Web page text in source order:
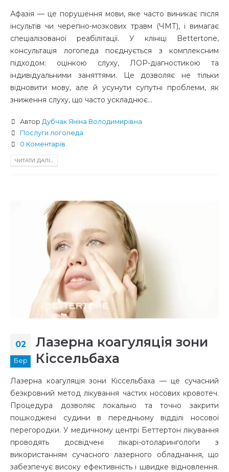
Афазія — це порушення мови, яке часто виникає після
інсультів чи черепно-мозкових травм (ЧМТ), і вимагає
спеціалізованої реабілітації. У клініці Bettertone,
консультація логопеда поєднується з комплексним
підходом: оцінкою слуху, ЛОР-діагностикою та
індивідуальними заняттями. Це дозволяє не тільки
відновити мову, але й усунути супутні проблеми, як
зниження слуху, що часто ускладнює...
Автор Дубчак Яніна Володимирівна
Послуги логопеда
0 Коментарів
ЧИТАТИ ДАЛІ...
02
Бер
Лазерна коагуляція зони
Кіссельбаха
Лазерна коагуляція зони Кіссельбаха — це сучасний
безкровний метод лікування частих носових кровотеч.
Процедура дозволяє локально та точно закрити
пошкоджені судини в передньому відділі носової
перегородки. У медичному центрі Беттертон лікування
проводять досвідчені лікарі-отоларингологи з
використанням сучасного лазерного обладнання, що
забезпечує високу ефективність і швидке відновлення.